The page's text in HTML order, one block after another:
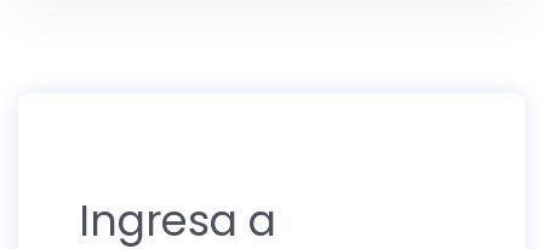
Ingresa a